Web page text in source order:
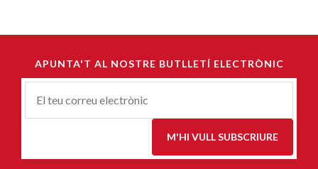
APUNTA'T AL NOSTRE BUTLLETÍ ELECTRÒNIC
Correu-
M'HI VULL SUBSCRIURE